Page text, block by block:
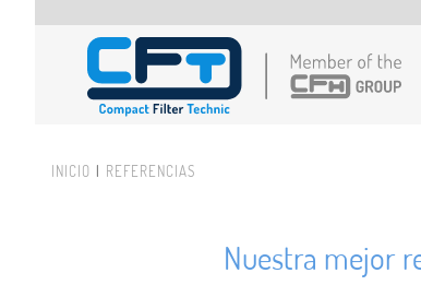
INICIO REFERENCIAS
Nuestra mejor